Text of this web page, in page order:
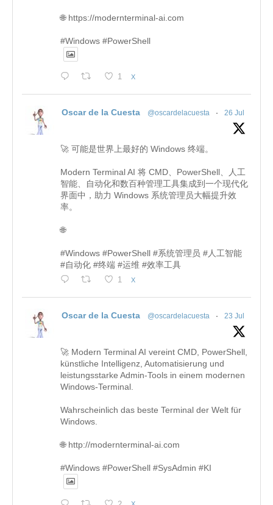
🌐 https://modernterminal-ai.com
#Windows #PowerShell
1 X
Oscar de la Cuesta @oscardelacuesta · 26 Jul
🚀 可能是世界上最好的 Windows 终端。
Modern Terminal AI 将 CMD、PowerShell、人工
智能、自动化和数百种管理工具集成到一个现代化
界面中，助力 Windows 系统管理员大幅提升效
率。
🌐
#Windows #PowerShell #系统管理员 #人工智能
#自动化 #终端 #运维 #效率工具
1 X
Oscar de la Cuesta @oscardelacuesta · 23 Jul
🚀 Modern Terminal AI vereint CMD, PowerShell,
künstliche Intelligenz, Automatisierung und
leistungsstarke Admin-Tools in einem modernen
Windows-Terminal.
Wahrscheinlich das beste Terminal der Welt für
Windows.
🌐 http://modernterminal-ai.com
#Windows #PowerShell #SysAdmin #KI